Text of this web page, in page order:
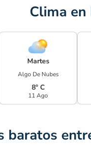
Clima en
Martes
Algo De Nubes
8° C
11 Ago
baratos